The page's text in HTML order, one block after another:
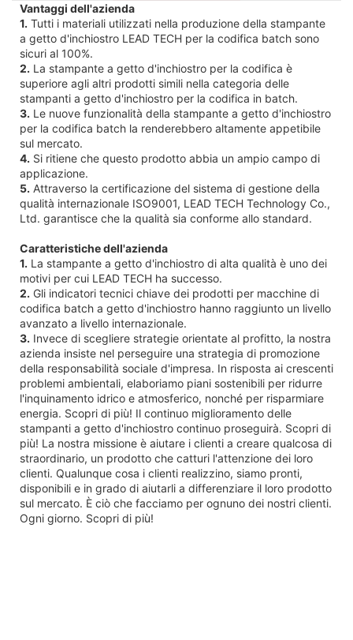
Vantaggi dell'azienda
1. Tutti i materiali utilizzati nella produzione della stampante
a getto d'inchiostro LEAD TECH per la codifica batch sono
sicuri al 100%.
2. La stampante a getto d'inchiostro per la codifica è
superiore agli altri prodotti simili nella categoria delle
stampanti a getto d'inchiostro per la codifica in batch.
3. Le nuove funzionalità della stampante a getto d'inchiostro
per la codifica batch la renderebbero altamente appetibile
sul mercato.
4. Si ritiene che questo prodotto abbia un ampio campo di
applicazione.
5. Attraverso la certificazione del sistema di gestione della
qualità internazionale ISO9001, LEAD TECH Technology Co.,
Ltd. garantisce che la qualità sia conforme allo standard.
Caratteristiche dell'azienda
1. La stampante a getto d'inchiostro di alta qualità è uno dei
motivi per cui LEAD TECH ha successo.
2. Gli indicatori tecnici chiave dei prodotti per macchine di
codifica batch a getto d'inchiostro hanno raggiunto un livello
avanzato a livello internazionale.
3. Invece di scegliere strategie orientate al profitto, la nostra
azienda insiste nel perseguire una strategia di promozione
della responsabilità sociale d'impresa. In risposta ai crescenti
problemi ambientali, elaboriamo piani sostenibili per ridurre
l'inquinamento idrico e atmosferico, nonché per risparmiare
energia. Scopri di più! Il continuo miglioramento delle
stampanti a getto d'inchiostro continuo proseguirà. Scopri di
più! La nostra missione è aiutare i clienti a creare qualcosa di
straordinario, un prodotto che catturi l'attenzione dei loro
clienti. Qualunque cosa i clienti realizzino, siamo pronti,
disponibili e in grado di aiutarli a differenziare il loro prodotto
sul mercato. È ciò che facciamo per ognuno dei nostri clienti.
Ogni giorno. Scopri di più!